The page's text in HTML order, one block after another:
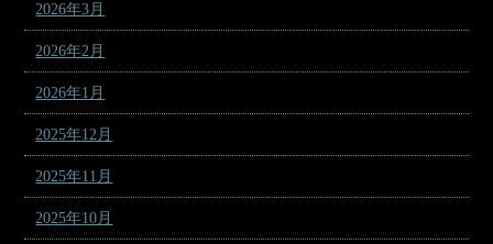
2026年3月
2026年2月
2026年1月
2025年12月
2025年11月
2025年10月